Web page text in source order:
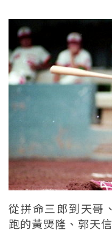
從拼命三郎到天哥
跑的黃煚隆、郭天